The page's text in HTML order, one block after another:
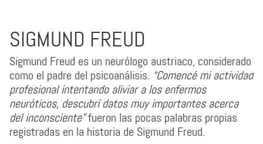
SIGMUND FREUD
Sigmund Freud es un neurólogo austriaco, considerado
como el padre del psicoanálisis. “Comencé mi actividad
profesional intentando aliviar a los enfermos
neuróticos, descubrí datos muy importantes acerca
del inconsciente”fueron las pocas palabras propias
registradas en la historia de Sigmund Freud.